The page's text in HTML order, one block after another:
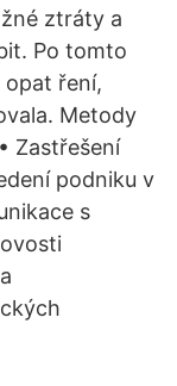
ztráty a
Po tomto
ření,
Metody
Zastřešení
podniku v
s